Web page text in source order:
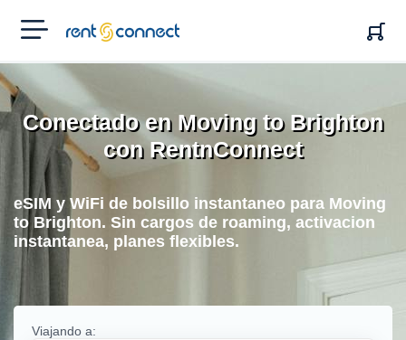
RENT'N
CONNECT
Conectado en Moving to Brighton
con RentnConnect
eSIM y WiFi de bolsillo instantaneo para Moving
to Brighton. Sin cargos de roaming, activacion
instantanea, planes flexibles.
Viajando a: